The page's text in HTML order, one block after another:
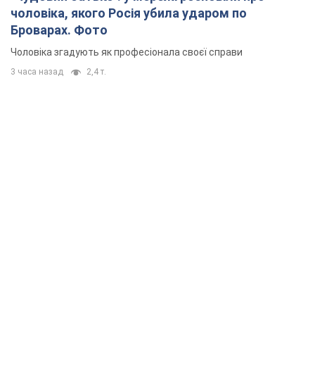
чоловіка, якого Росія убила ударом по
Броварах. Фото
Чоловіка згадують як професіонала своєї справи
3 часа назад 2,4 т.